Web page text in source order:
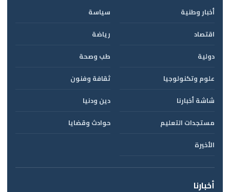
أخبار وطنية
سياسة
اقتصاد
رياضة
دولية
طب وصحة
علوم وتكنولوجيا
ثقافة وفنون
شاشة أخبارنا
دين ودنيا
مستجدات التعليم
حوادث وقضايا
الأخيرة
أخبارنا